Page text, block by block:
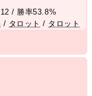
/ 勝率53.8%
/ タロット / タロット